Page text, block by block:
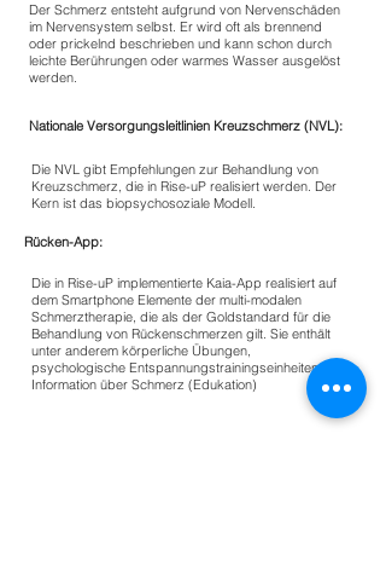
Der Schmerz entsteht aufgrund von Nervenschäden
im Nervensystem selbst. Er wird oft als brennend
oder prickelnd beschrieben und kann schon durch
leichte Berührungen oder warmes Wasser ausgelöst
werden.
Nationale Versorgungsleitlinien Kreuzschmerz (NVL):
Die NVL gibt Empfehlungen zur Behandlung von
Kreuzschmerz, die in Rise-uP realisiert werden. Der
Kern ist das biopsychosoziale Modell.
Rücken-App:
Die in Rise-uP implementierte Kaia-App realisiert auf
dem Smartphone Elemente der multi-modalen
Schmerztherapie, die als der Goldstandard für die
Behandlung von Rückenschmerzen gilt. Sie enthält
unter anderem körperliche Übungen,
psychologische Entspannungstrainingseinheiten und
Information über Schmerz (Edukation)